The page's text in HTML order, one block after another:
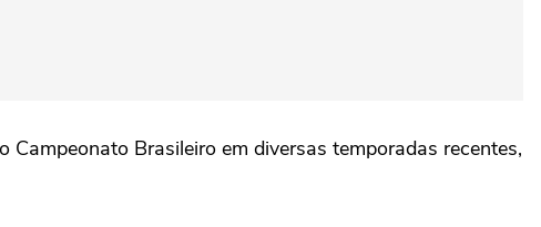
Brasileiro em diversas temporadas recentes,